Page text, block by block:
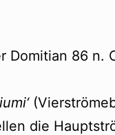
Domitian 86 n.
die